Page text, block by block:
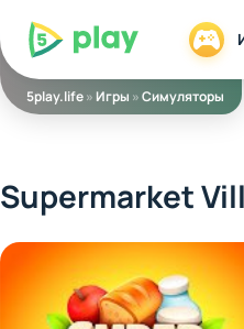
5play
5play.life»Игры »Симуляторы
Supermarket